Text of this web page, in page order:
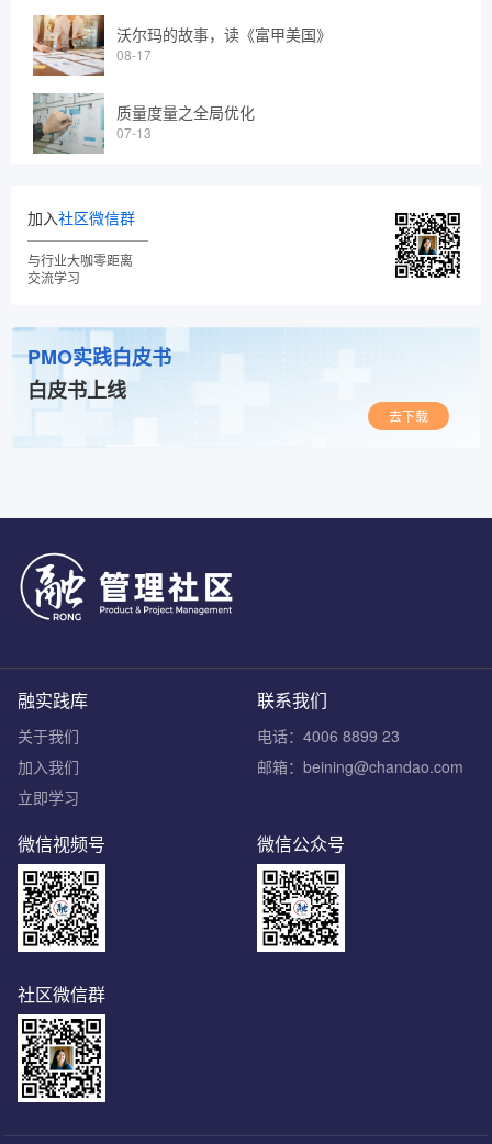
沃尔玛的故事，读《富甲美国》
08-17
质量度量之全局优化
07-13
加入社区微信群
与行业大咖零距离
交流学习
PMO实践白皮书
白皮书上线
去下载
联系我们
电话：4006 8899 23
邮箱：beining@chandao.com
融实践库
关于我们
加入我们
立即学习
微信公众号
微信视频号
社区微信群